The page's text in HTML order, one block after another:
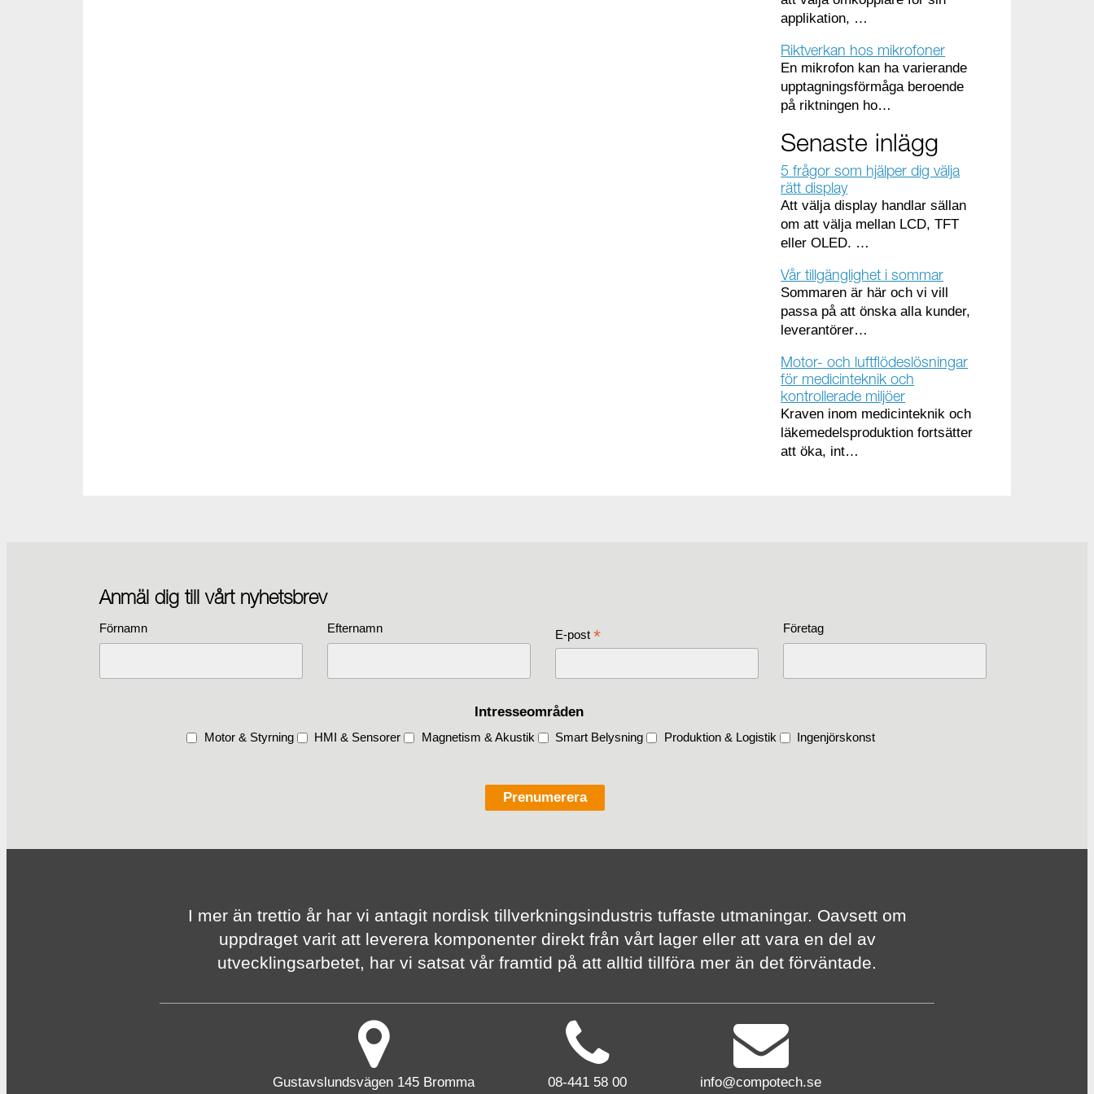
applikation, …
Riktverkan hos mikrofoner
En mikrofon kan ha varierande
upptagningsförmåga beroende
på riktningen ho…
Senaste inlägg
5 frågor som hjälper dig välja
rätt display
Att välja display handlar sällan
om att välja mellan LCD, TFT
eller OLED. …
Vår tillgänglighet i sommar
Sommaren är här och vi vill
passa på att önska alla kunder,
leverantörer…
Motor- och luftflödeslösningar
för medicinteknik och
kontrollerade miljöer
Kraven inom medicinteknik och
läkemedelsproduktion fortsätter
att öka, int…
Anmäl dig till vårt nyhetsbrev
Förnamn Efternamn E-post * Företag
Intresseområden
Motor & Styrning HMI & Sensorer Magnetism & Akustik Smart Belysning Produktion & Logistik Ingenjörskonst
I mer än trettio år har vi antagit nordisk tillverknings­industris tuffaste utmaningar. Oavsett om
uppdraget varit att leverera komponenter direkt från vårt lager eller att vara en del av
utvecklingsarbetet, har vi satsat vår framtid på att alltid tillföra mer än det förväntade.
Gustavslundsvägen 145 Bromma 08-441 58 00 info@compotech.se